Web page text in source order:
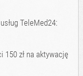
TeleMed24:
150 zł na aktywację